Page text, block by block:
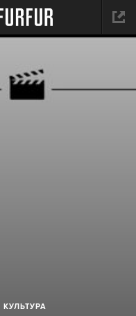
КУЛЬТУРА